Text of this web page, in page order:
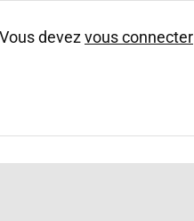
Vous devezvous connecter